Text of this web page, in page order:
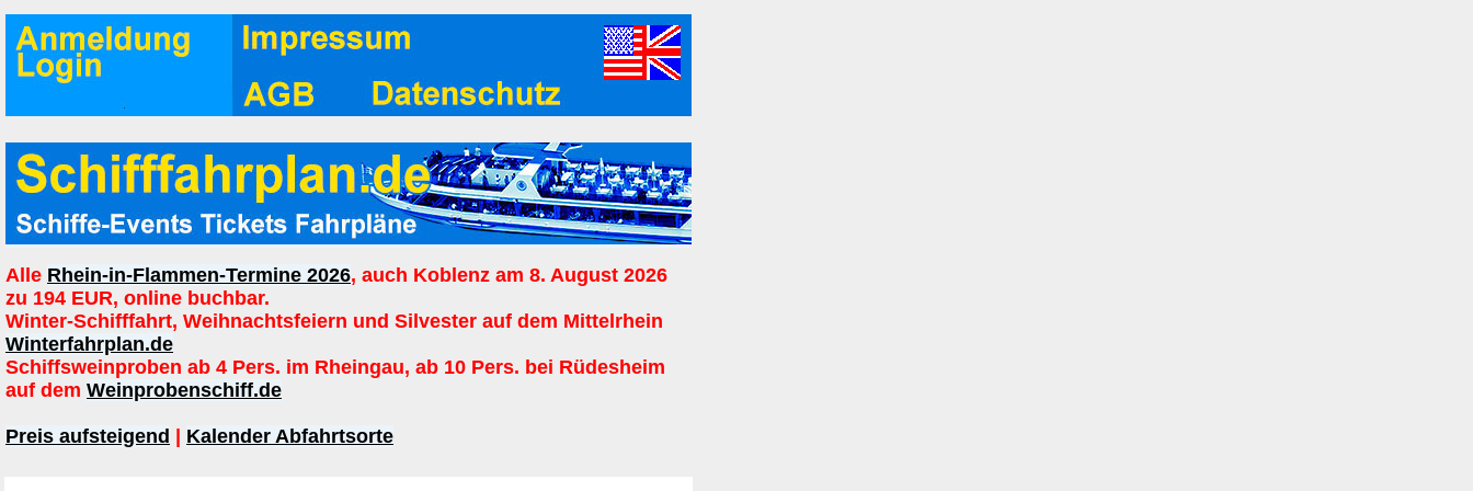
Alle Rhein-in-Flammen-Termine 2026, auch Koblenz am 8. August 2026
zu 194 EUR, online buchbar.
Winter-Schifffahrt, Weihnachtsfeiern und Silvester auf dem Mittelrhein
Winterfahrplan.de
Schiffsweinproben ab 4 Pers. im Rheingau, ab 10 Pers. bei Rüdesheim
auf dem Weinprobenschiff.de
Preis aufsteigend Kalender Abfahrtsorte